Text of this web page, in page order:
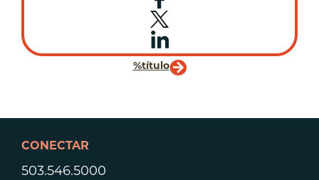
%título
CONECTAR
503.546.5000